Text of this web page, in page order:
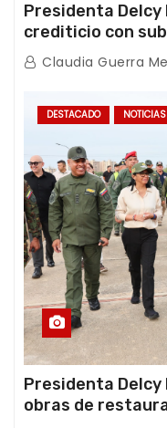
Presidenta Delcy
crediticio con
con Juntas de
Claudia Guerra
DESTACADO NOTICIAS
Presidenta Delcy
obras de